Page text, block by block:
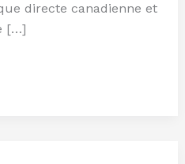
directe canadienne et
[…]